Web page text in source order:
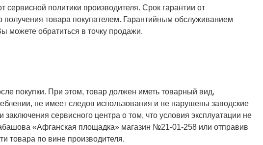
политики производителя. Срок гарантии от
получения товара покупателем. Гарантийным обслуживанием
можете обратиться в точку продажи.
покупки. При этом, товар должен иметь товарный вид,
не имеет следов использования и не нарушены заводские
сервисного центра о том, что условия эксплуатации не
«Афганская площадка» магазин №21-01-258 или отправив
товара по вине производителя.